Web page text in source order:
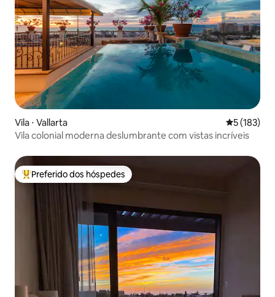
Vila ⋅ Vallarta 5 de uma
5 (183)
Vila colonial moderna deslumbrante com vistas incríveis
Entre os melhores preferidos dos hóspedes
Preferido dos hóspedes